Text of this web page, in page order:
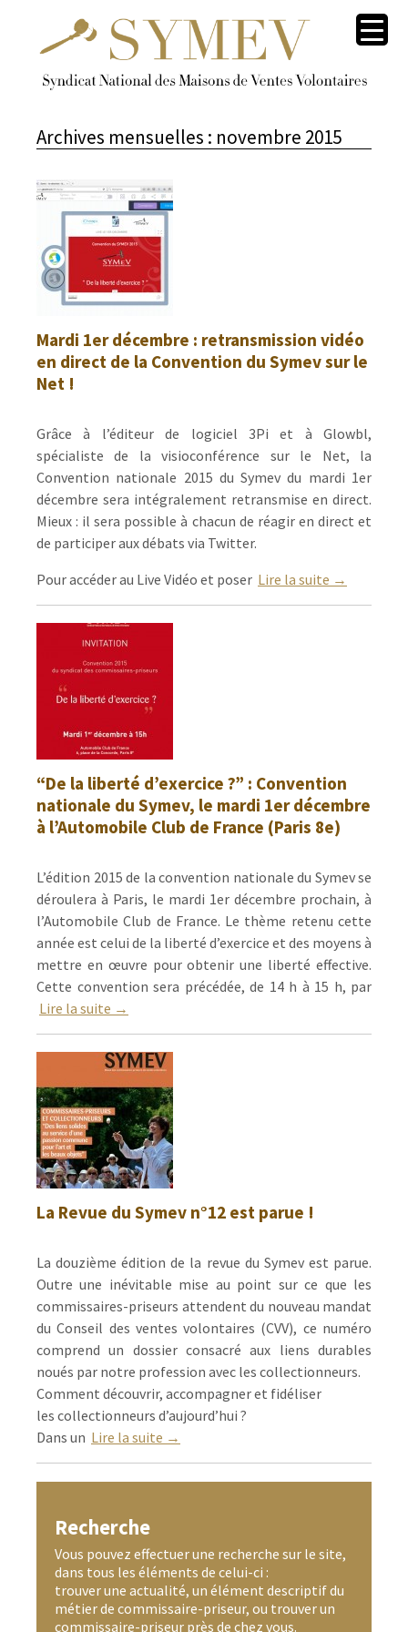
Archives mensuelles : novembre 2015
Mardi 1er décembre : retransmission vidéo
en direct de la Convention du Symev sur le
Net !
Grâce à l’éditeur de logiciel 3Pi et à Glowbl,
spécialiste de la visioconférence sur le Net, la
Convention nationale 2015 du Symev du mardi 1er
décembre sera intégralement retransmise en direct.
Mieux : il sera possible à chacun de réagir en direct et
de participer aux débats via Twitter.
Pour accéder au Live Vidéo et poser Lire la suite →
“De la liberté d’exercice ?” : Convention
nationale du Symev, le mardi 1er décembre
à l’Automobile Club de France (Paris 8e)
L’édition 2015 de la convention nationale du Symev se
déroulera à Paris, le mardi 1er décembre prochain, à
l’Automobile Club de France. Le thème retenu cette
année est celui de la liberté d’exercice et des moyens à
mettre en œuvre pour obtenir une liberté effective.
Cette convention sera précédée, de 14 h à 15 h, par
Lire la suite →
La Revue du Symev n°12 est parue !
La douzième édition de la revue du Symev est parue.
Outre une inévitable mise au point sur ce que les
commissaires-priseurs attendent du nouveau mandat
du Conseil des ventes volontaires (CVV), ce numéro
comprend un dossier consacré aux liens durables
noués par notre profession avec les collectionneurs.
Comment découvrir, accompagner et fidéliser
les collectionneurs d’aujourd’hui ?
Dans un Lire la suite →
Recherche
Vous pouvez effectuer une recherche sur le site,
dans tous les éléments de celui-ci :
trouver une actualité, un élément descriptif du
métier de commissaire-priseur, ou trouver un
commissaire-priseur près de chez vous.